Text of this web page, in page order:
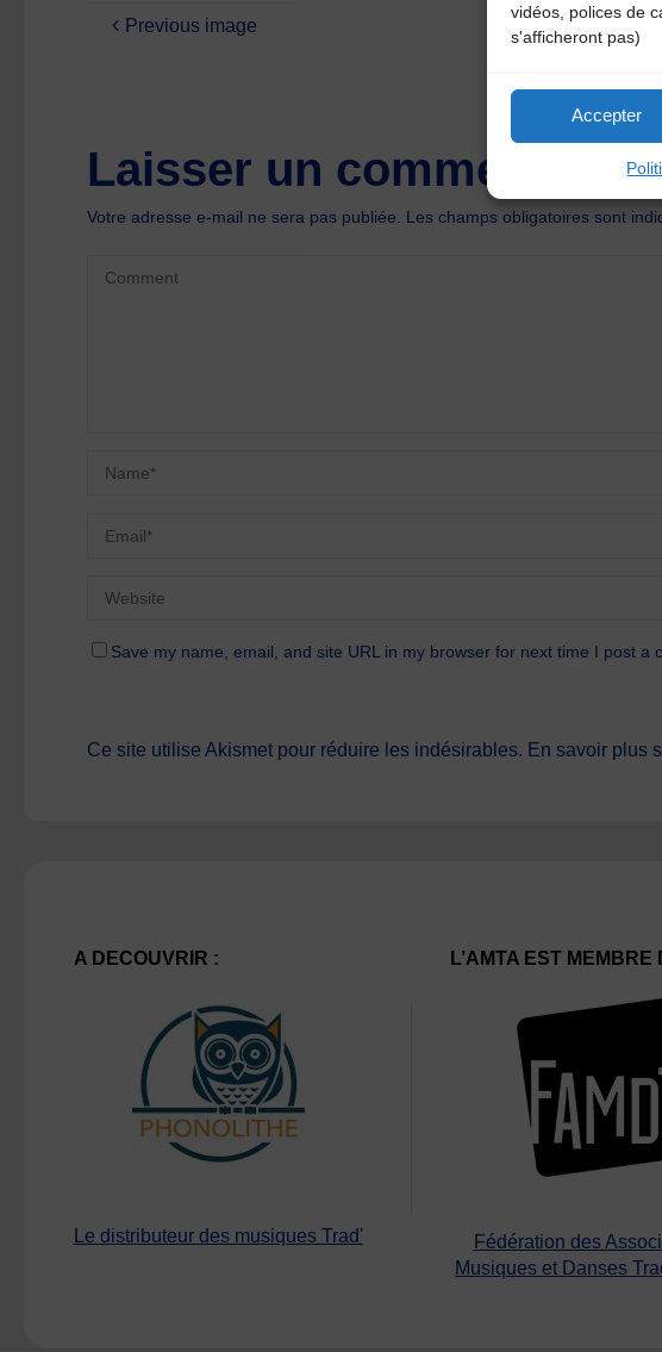
vidéos, polices de
s'afficheront pas)
Accepter
Previous image
Laisser un commentaire
Votre adresse e-mail ne sera pas publiée. Les champs obligatoires sont
Save my name, email, and site URL in my browser for next time I post a
Ce site utilise Akismet pour réduire les indésirables. En savoir plus
A DECOUVRIR :
Le distributeur des musiques Trad'
L’AMTA EST MEMBRE
Fédération des
Musiques et Danses